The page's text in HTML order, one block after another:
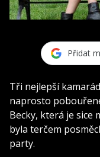
Přidat
Tři nejlepší
naprosto
Becky, která je sice
byla terčem
party.